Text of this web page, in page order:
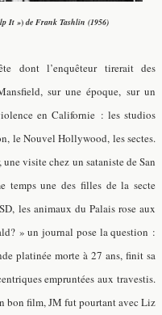
It »)de Frank Tashlin (1956)
dont l’enquêteur tirerait des
sur une époque, sur un
en Californie : les studios
le Nouvel Hollywood, les sectes.
visite chez un sataniste de San
temps une des filles de la secte
les animaux du Palais rose aux
» un journal pose la question :
platinée morte à 27 ans, finit sa
empruntées aux travestis.
bon film, JM fut pourtant avec Liz